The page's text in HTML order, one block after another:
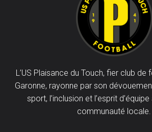
L’US Plaisance du Touch, fier club de
Garonne, rayonne par son
sport, l’inclusion et l’esprit
communauté locale.